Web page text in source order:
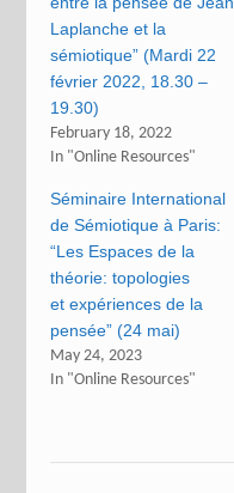
Laplanche et la
sémiotique” (Mardi 22
février 2022, 18.30 –
19.30)
February 18, 2022
In "Online Resources"
Séminaire International
de Sémiotique à Paris:
“Les Espaces de la
théorie: topologies
et expériences de la
pensée” (24 mai)
May 24, 2023
In "Online Resources"